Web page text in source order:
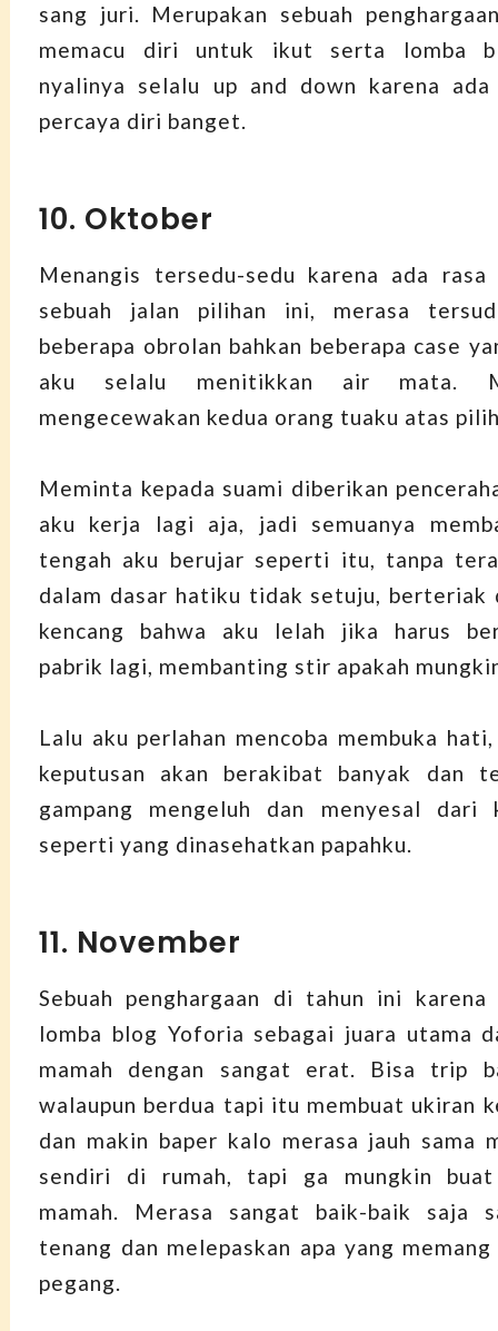
sang juri. Merupakan sebuah
memacu diri untuk ikut serta lomba
nyalinya selalu up and down karena ada
percaya diri banget.
10. Oktober
Menangis tersedu-sedu karena ada rasa
sebuah jalan pilihan ini, merasa
beberapa obrolan bahkan beberapa case
aku selalu menitikkan air mata.
mengecewakan kedua orang tuaku atas
Meminta kepada suami diberikan
aku kerja lagi aja, jadi semuanya
tengah aku berujar seperti itu, tanpa
dalam dasar hatiku tidak setuju, berteriak
kencang bahwa aku lelah jika harus
pabrik lagi, membanting stir apakah
Lalu aku perlahan mencoba membuka
keputusan akan berakibat banyak dan
gampang mengeluh dan menyesal dari
seperti yang dinasehatkan papahku.
11. November
Sebuah penghargaan di tahun ini karena
lomba blog Yoforia sebagai juara utama
mamah dengan sangat erat. Bisa trip
walaupun berdua tapi itu membuat ukiran
dan makin baper kalo merasa jauh sama
sendiri di rumah, tapi ga mungkin
mamah. Merasa sangat baik-baik saja
tenang dan melepaskan apa yang
pegang.